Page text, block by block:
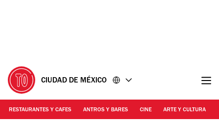
CIUDAD DE MÉXICO
RESTAURANTES Y CAFES ANTROS Y BARES CINE ARTE Y CULTURA
Foto: Facebook Oficial La Pelu